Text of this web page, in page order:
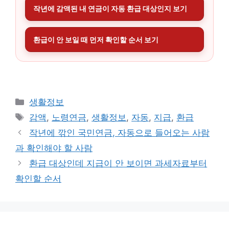
작년에 감액된 내 연금이 자동 환급 대상인지 보기
환급이 안 보일 때 먼저 확인할 순서 보기
카
테
고
리
생활정보
태
그
감액 , 노령연금,생활정보 , 자동, 지급, 환급
작년에 깎인 국민연금, 자동으로 들어오는 사람
과 확인해야 할 사람
환급 대상인데 지급이 안 보이면 과세자료부터
확인할 순서